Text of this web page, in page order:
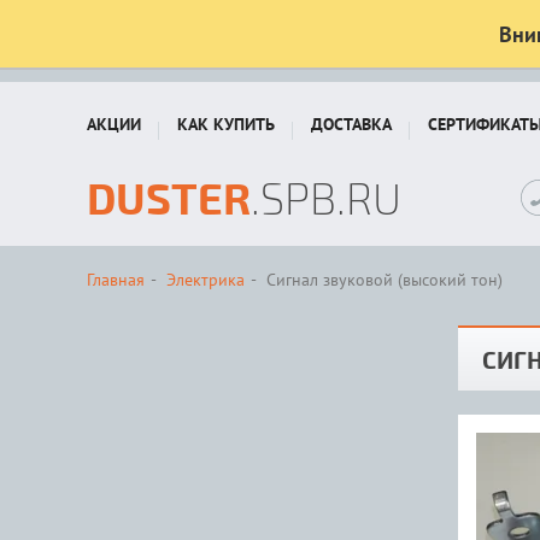
АКЦИИ КАК КУПИТЬ ДОСТАВКА
DUSTER.SPB.RU
Главная Электрика Сигнал звуковой (высокий тон)